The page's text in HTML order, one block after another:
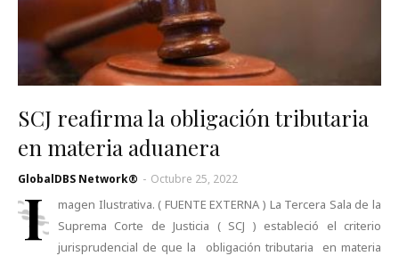
SCJ reafirma la obligación tributaria
en materia aduanera
GlobalDBS Network® - Octubre 25, 2022
I
magen Ilustrativa. ( FUENTE EXTERNA ) La Tercera Sala de la
Suprema Corte de Justicia ( SCJ ) estableció el criterio
jurisprudencial de que la obligación tributaria en materia